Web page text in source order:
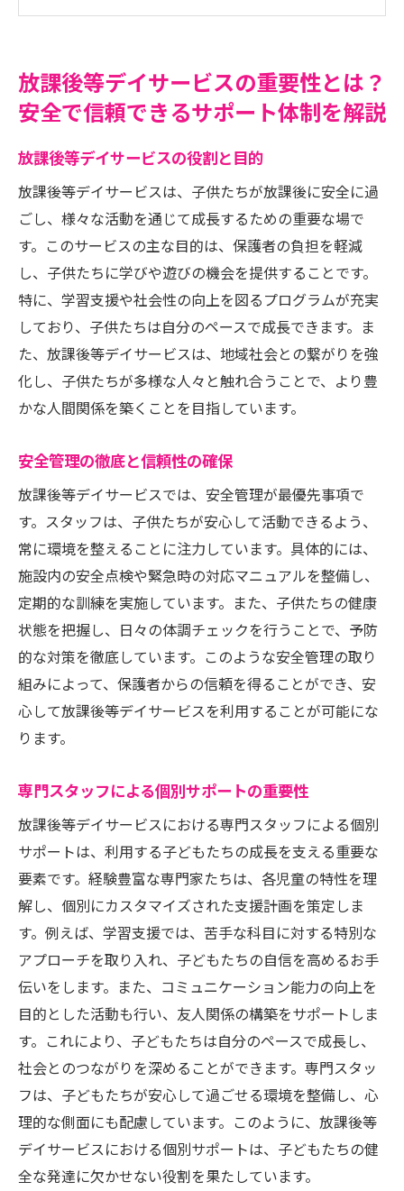
子供たちの成長を支える環境づくり
トラブル時の対応と解決策
放課後等デイサービスが提供する多岐にわたる
プログラムの魅力
学習支援プログラムの内容と効果
運動・スポーツ活動の意義
音楽や芸術を通じた創造活動
社会スキルを育むグループワーク
特別イベントや季節ごとの行事
保護者と子供の楽しみ方
学習支援から創造活動まで！放課後等デイサー
ビスの多面的なサポート
創造活動で育まれる発想力と表現力
スポーツ活動が子供に与える影響
音楽療法やアートセラピーの活用
生活スキルを向上させる日常活動
放課後等デイサービスの多彩なプログラム
事例
放課後等デイサービスで子供たちの社会性が向
上する理由
グループ活動を通じた協調性の向上
コミュニケーションスキルの強化
自己表現の場としての放課後等デイサービ
ス
問題解決能力の育成
社会参加の意欲を高めるプログラム
安心して利用できる放課後等デイサービスの専
門スタッフの役割
専門スタッフの資格と研修内容
子供一人ひとりに寄り添ったサポート
保護者との密なコミュニケーション
スタッフ間の連携とチームワーク
トラブル対応の早期発見と解決能力
継続的なスキルアップを目指す取り組み
保護者も安心！放課後等デイサービスの環境と
支援体制
放課後等デイサービスの重要性とは？
安全で信頼できるサポート体制を解説
放課後等デイサービスの役割と目的
放課後等デイサービスは、子供たちが放課後に安全に過
ごし、様々な活動を通じて成長するための重要な場で
す。このサービスの主な目的は、保護者の負担を軽減
し、子供たちに学びや遊びの機会を提供することです。
特に、学習支援や社会性の向上を図るプログラムが充実
しており、子供たちは自分のペースで成長できます。ま
た、放課後等デイサービスは、地域社会との繋がりを強
化し、子供たちが多様な人々と触れ合うことで、より豊
かな人間関係を築くことを目指しています。
安全管理の徹底と信頼性の確保
放課後等デイサービスでは、安全管理が最優先事項で
す。スタッフは、子供たちが安心して活動できるよう、
常に環境を整えることに注力しています。具体的には、
施設内の安全点検や緊急時の対応マニュアルを整備し、
定期的な訓練を実施しています。また、子供たちの健康
状態を把握し、日々の体調チェックを行うことで、予防
的な対策を徹底しています。このような安全管理の取り
組みによって、保護者からの信頼を得ることができ、安
心して放課後等デイサービスを利用することが可能にな
ります。
専門スタッフによる個別サポートの重要性
放課後等デイサービスにおける専門スタッフによる個別
サポートは、利用する子どもたちの成長を支える重要な
要素です。経験豊富な専門家たちは、各児童の特性を理
解し、個別にカスタマイズされた支援計画を策定しま
す。例えば、学習支援では、苦手な科目に対する特別な
アプローチを取り入れ、子どもたちの自信を高めるお手
伝いをします。また、コミュニケーション能力の向上を
目的とした活動も行い、友人関係の構築をサポートしま
す。これにより、子どもたちは自分のペースで成長し、
社会とのつながりを深めることができます。専門スタッ
フは、子どもたちが安心して過ごせる環境を整備し、心
理的な側面にも配慮しています。このように、放課後等
デイサービスにおける個別サポートは、子どもたちの健
全な発達に欠かせない役割を果たしています。